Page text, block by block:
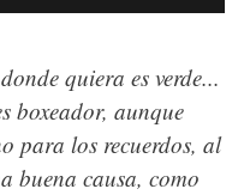
quiera es verde...
boxeador, aunque
para los recuerdos, al
buena causa, como